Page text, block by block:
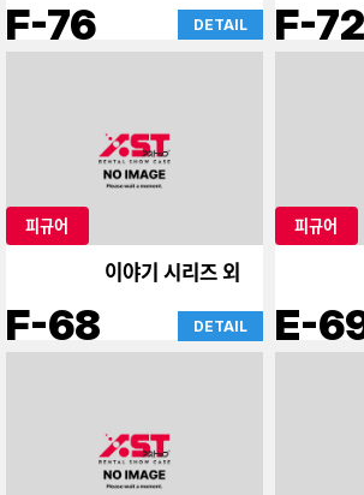
F-76 DETAIL F-72
피규어
이야기 시리즈 외
F-68 DETAIL
피규어
E-